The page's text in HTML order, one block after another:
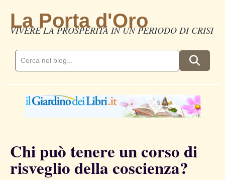
La Porta d'Oro
VIVERE LA PROSPERITÀ IN UN PERIODO DI CRISI
Chi può tenere un corso di
risveglio della coscienza?